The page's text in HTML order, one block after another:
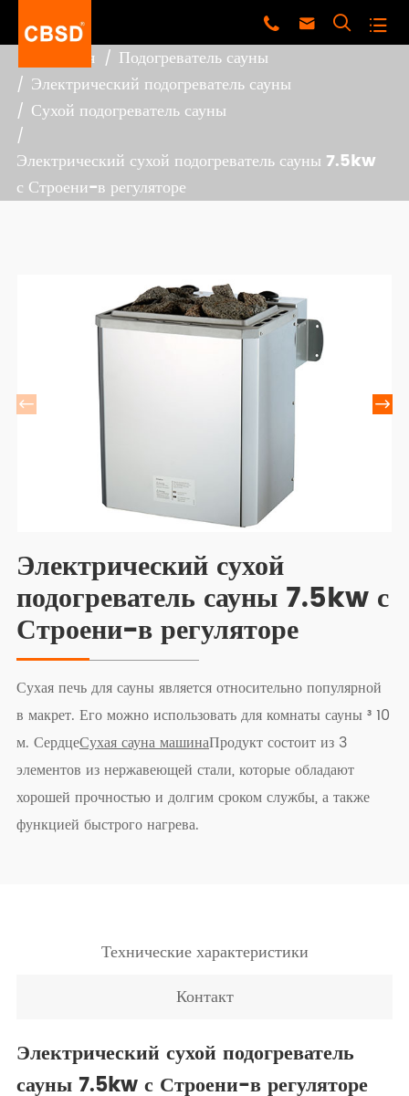
   
Главная
Подогреватель сауны
Электрический подогреватель сауны
Сухой подогреватель сауны
Электрический сухой подогреватель сауны 7.5kw
с Строени-в регуляторе
 
Электрический сухой
подогреватель сауны 7.5kw с
Строени-в регуляторе
Сухая печь для сауны является относительно популярной
в макрет. Его можно использовать для комнаты сауны ³ 10
м. СердцеСухая сауна машинаПродукт состоит из 3
элементов из нержавеющей стали, которые обладают
хорошей прочностью и долгим сроком службы, а также
функцией быстрого нагрева.
Технические характеристики
Контакт
Электрический сухой подогреватель
сауны 7.5kw с Строени-в регуляторе